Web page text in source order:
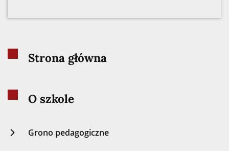
Strona główna
O szkole
Grono pedagogiczne